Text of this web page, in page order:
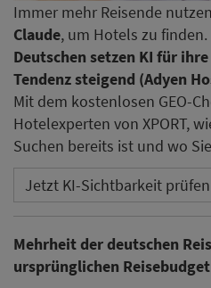
Immer mehr Reisende nutzen
Claude, um Hotels zu finden.
Deutschen setzen KI für
Tendenz steigend (Adyen
Mit dem kostenlosen GEO-
Hotelexperten von XPORT,
Suchen bereits ist und wo
Jetzt KI-Sichtbarkeit prüfen
Mehrheit der deutschen
ursprünglichen